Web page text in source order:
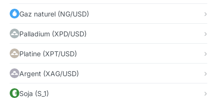
Gaz naturel (NG/USD)
Palladium (XPD/USD)
Platine (XPT/USD)
Argent (XAG/USD)
Soja (S_1)